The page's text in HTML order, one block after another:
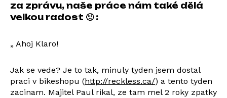
za zprávu, naše práce nám také dělá
velkou radost 🙂 :
„ Ahoj Klaro!
Jak se vede? Je to tak, minuly tyden jsem dostal
praci v bikeshopu (http://reckless.ca/) a tento tyden
zacinam. Majitel Paul rikal, ze tam mel 2 roky zpatky